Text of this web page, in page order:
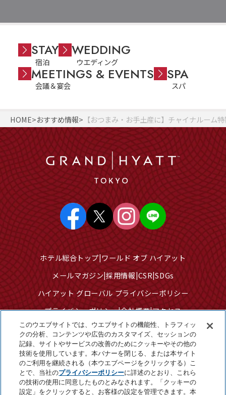
STAY
宿泊
WEDDING
ウエディング
MEETINGS & EVENTS
会議＆宴会
SPA
スパ
HOME おすすめ情報 【おつまみ・お手土産に】チャイナルーム
ホテル総合トップ ワールド オブ ハイアット
メールマガジン 採用情報 CSR SDGs
ハイアット グローバル プライバシーポリシー
プライバシーポリシー 会社概要 アクセス
サイトのご利用について サイトマップ
クッキーセンター
個人情報を販売または共有しないでください
このウエブサイトでは、ウエブサイトの機能性、トラフィッ
クの分析、コンテンツや広告のカスタマイズ、セッションの
記録、サイトやサービスの改善のためにクッキーやその他の
技術を使用しています。本バナーを閉じる、または本サイト
のご利用を継続される（本ウエブページをクリックする）こ
とで、当社のプライバシーポリシーに詳述のとおり、これら
の技術の使用に同意したものとみなされます。「クッキーの
設定」をクリックすると、お客様の設定を管理できます。本